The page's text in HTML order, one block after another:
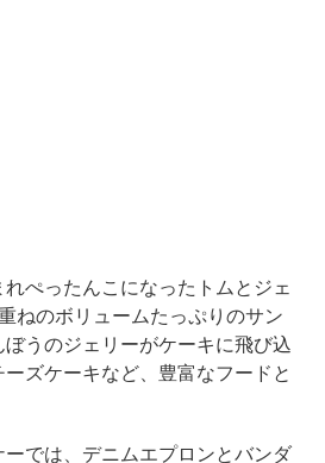
ぺったんこになったトムとジェ
ねのボリュームたっぷりのサン
ぼうのジェリーがケーキに飛び込
ズケーキなど、豊富なフードと
では、デニムエプロンとバンダ